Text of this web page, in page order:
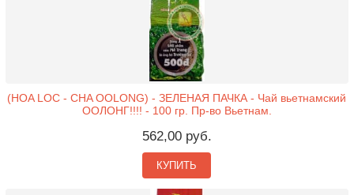
(HOA LOC - CHA OOLONG) - ЗЕЛЕНАЯ ПАЧКА - Чай вьетнамский
ООЛОНГ!!!! - 100 гр. Пр-во Вьетнам.
562,00 руб.
КУПИТЬ